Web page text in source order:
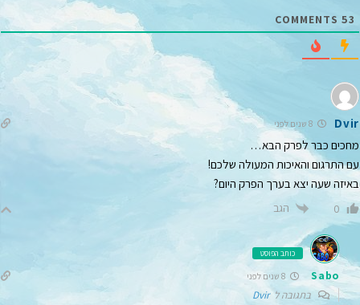
53
Dvir
מחכים כבר לפרק הבא…
עם התרגום והאיכות המעולה שלכם!
באיזה שעה יצא בערך הפרק היום?
0 הגב
כותב הפוסט
Sabo
בתגובה לDvir